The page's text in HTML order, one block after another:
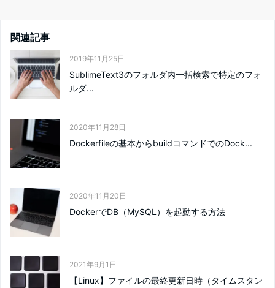
関連記事
2019年11月25日
SublimeText3のフォルダ内一括検索で特定のフォ
ルダ...
2020年11月28日
Dockerfileの基本からbuildコマンドでのDock...
2020年11月20日
DockerでDB（MySQL）を起動する方法
2021年9月1日
【Linux】ファイルの最終更新日時（タイムスタン